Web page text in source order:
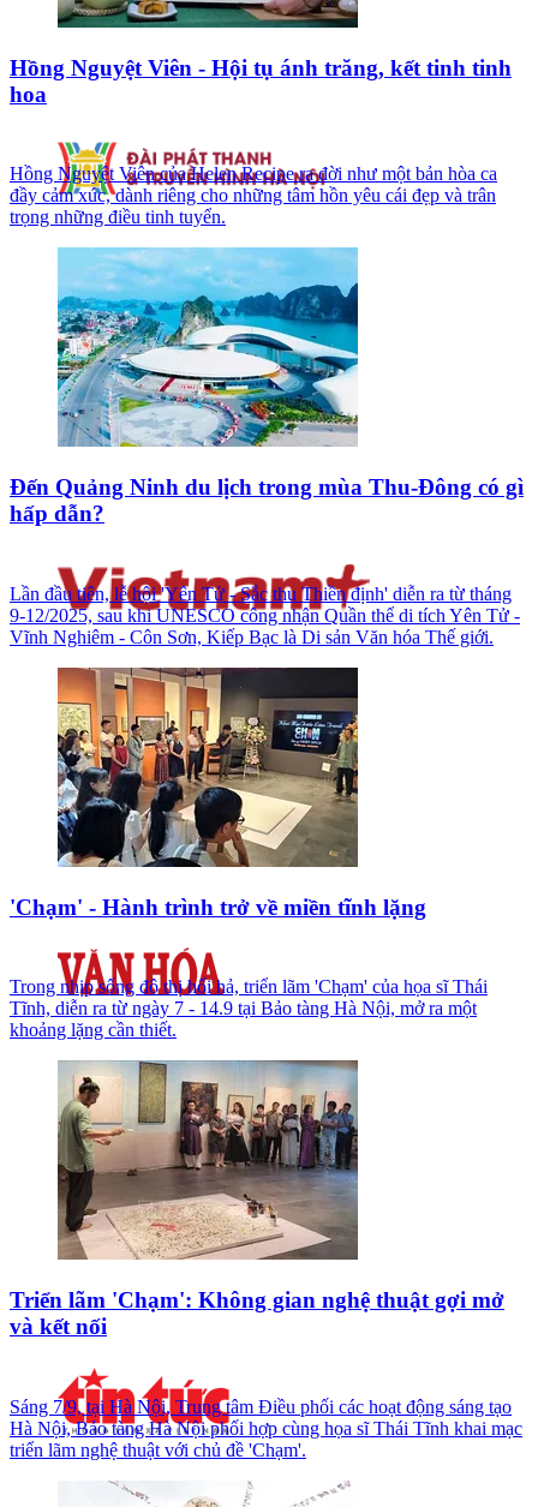
Hồng Nguyệt Viên - Hội tụ ánh trăng, kết tinh tinh
hoa
Hồng Nguyệt Viên của Helen Recipe ra đời như một bản hòa ca
đầy cảm xúc, dành riêng cho những tâm hồn yêu cái đẹp và trân
trọng những điều tinh tuyển.
Đến Quảng Ninh du lịch trong mùa Thu-Đông có gì
hấp dẫn?
Lần đầu tiên, lễ hội 'Yên Tử - Sắc thu Thiền định' diễn ra từ tháng
9-12/2025, sau khi UNESCO công nhận Quần thể di tích Yên Tử -
Vĩnh Nghiêm - Côn Sơn, Kiếp Bạc là Di sản Văn hóa Thế giới.
'Chạm' - Hành trình trở về miền tĩnh lặng
Trong nhịp sống đô thị hối hả, triển lãm 'Chạm' của họa sĩ Thái
Tĩnh, diễn ra từ ngày 7 - 14.9 tại Bảo tàng Hà Nội, mở ra một
khoảng lặng cần thiết.
Triển lãm 'Chạm': Không gian nghệ thuật gợi mở
và kết nối
Sáng 7/9, tại Hà Nội, Trung tâm Điều phối các hoạt động sáng tạo
Hà Nội, Bảo tàng Hà Nội phối hợp cùng họa sĩ Thái Tĩnh khai mạc
triển lãm nghệ thuật với chủ đề 'Chạm'.